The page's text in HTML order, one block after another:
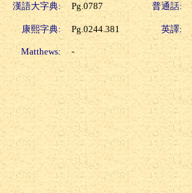
漢語大字典:
Pg.0787 普通話:
康熙字典: Pg.0244.381 英譯:
Matthews: -